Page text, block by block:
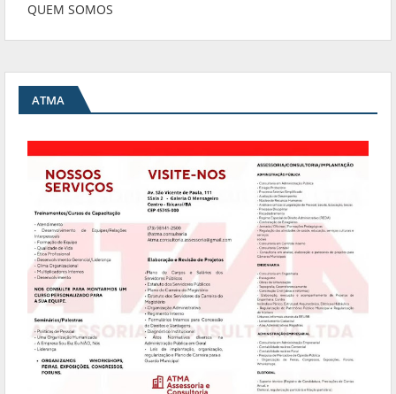
QUEM SOMOS
ATMA